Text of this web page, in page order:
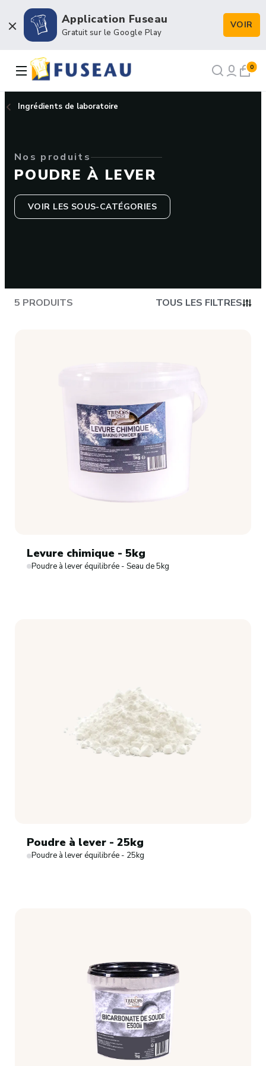
Application Fuseau
Gratuit sur le Google Play
VOIR
Boulangerie / Viennoiserie
Pâtisserie / Chocolaterie
Petits matériels & Hygiène
0
Ingrédients de laboratoire
Nos produits
POUDRE À LEVER
VOIR LES SOUS-CATÉGORIES
5 PRODUITS TOUS LES FILTRES
Levure chimique - 5kg
Poudre à lever équilibrée - Seau de 5kg
Poudre à lever - 25kg
Poudre à lever équilibrée - 25kg